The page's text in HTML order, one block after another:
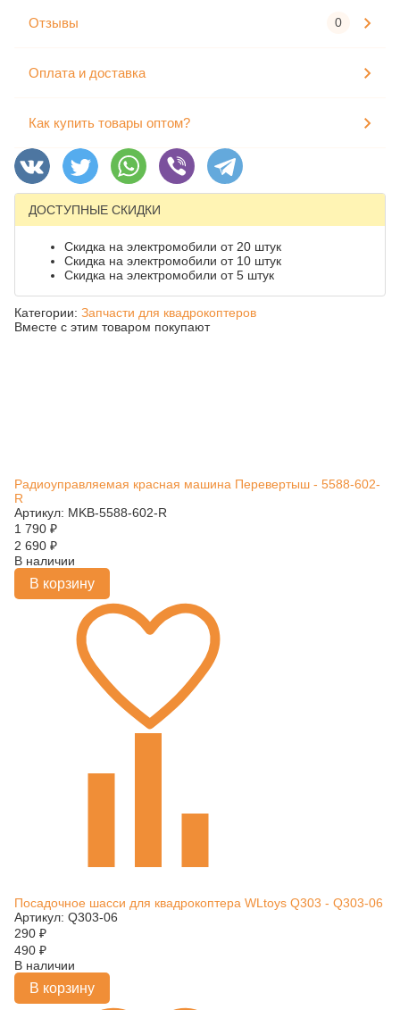
Отзывы 0
Оплата и доставка
Как купить товары оптом?
ДОСТУПНЫЕ СКИДКИ
Скидка на электромобили от 20 штук
Скидка на электромобили от 10 штук
Скидка на электромобили от 5 штук
Категории: Запчасти для квадрокоптеров
Вместе с этим товаром покупают
Радиоуправляемая красная машина Перевертыш - 5588-602-
R
Артикул: MKB-5588-602-R
1 790 ₽
2 690 ₽
В наличии
В корзину
Посадочное шасси для квадрокоптера WLtoys Q303 - Q303-06
Артикул: Q303-06
290 ₽
490 ₽
В наличии
В корзину